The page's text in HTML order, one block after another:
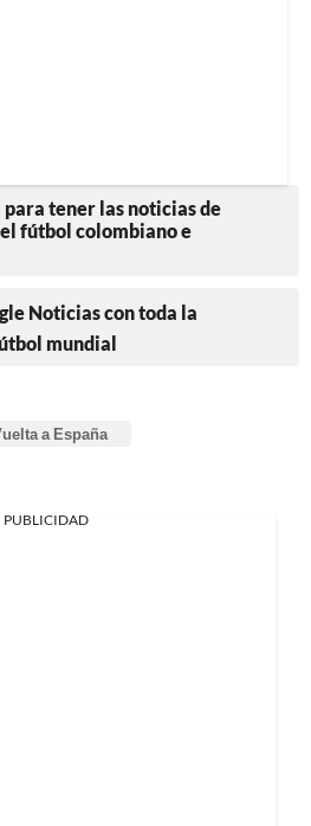
para tener las noticias de
fútbol colombiano e
Noticias con toda la
mundial
a España
PUBLICIDAD